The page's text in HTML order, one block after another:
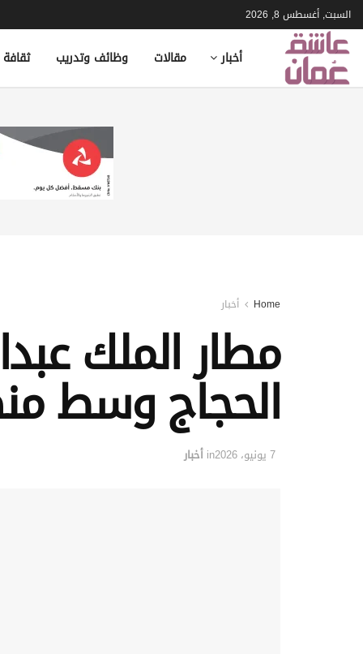
السبت, أغسطس 8, 2026
أخبار مقالات وظائف وتدريب
Home أخبار
مطار الملك
الحجاج وسط
7 يونيو، 2026 in أخبار